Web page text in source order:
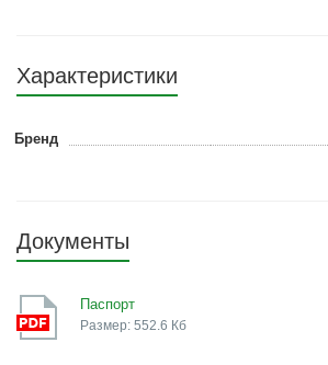
Характеристики
Бренд
Документы
Паспорт
Размер: 552.6 Кб